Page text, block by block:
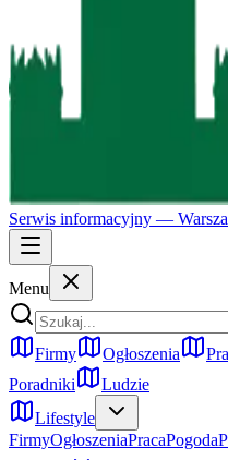
Serwis informacyjny —
Menu
Firmy Ogłoszenia
Poradniki
Ludzie
Lifestyle
FirmyOgłoszeniaPracaPogoda